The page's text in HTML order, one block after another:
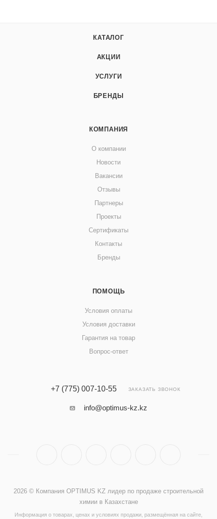
КАТАЛОГ
АКЦИИ
УСЛУГИ
БРЕНДЫ
КОМПАНИЯ
О компании
Новости
Вакансии
Отзывы
Партнеры
Проекты
Сертификаты
Контакты
Бренды
ПОМОЩЬ
Условия оплаты
Условия доставки
Гарантия на товар
Вопрос-ответ
+7 (775) 007-10-55 ЗАКАЗАТЬ ЗВОНОК
info@optimus-kz.kz
2026 © Компания OPTIMUS KZ лидер по продаже строительной
химии в Казахстане
Информация о товарах, ценах и условиях продажи, размещённая на сайте,